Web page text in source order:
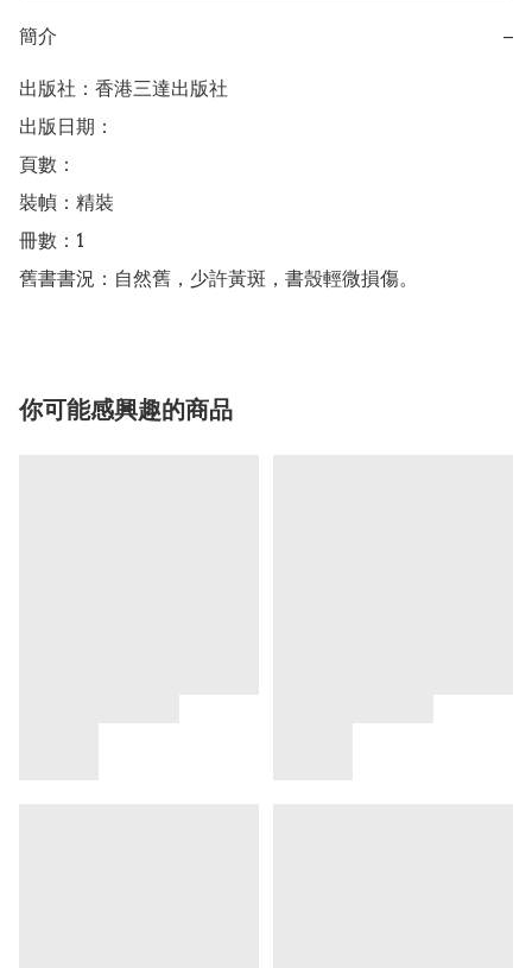
簡介 −
出版社：香港三達出版社
出版日期：
頁數：
裝幀：精裝
冊數：1
舊書書況：自然舊，少許黃斑，書殼輕微損傷。
你可能感興趣的商品